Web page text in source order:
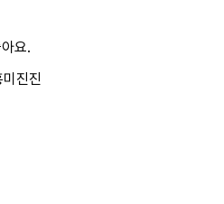
요.
미진진